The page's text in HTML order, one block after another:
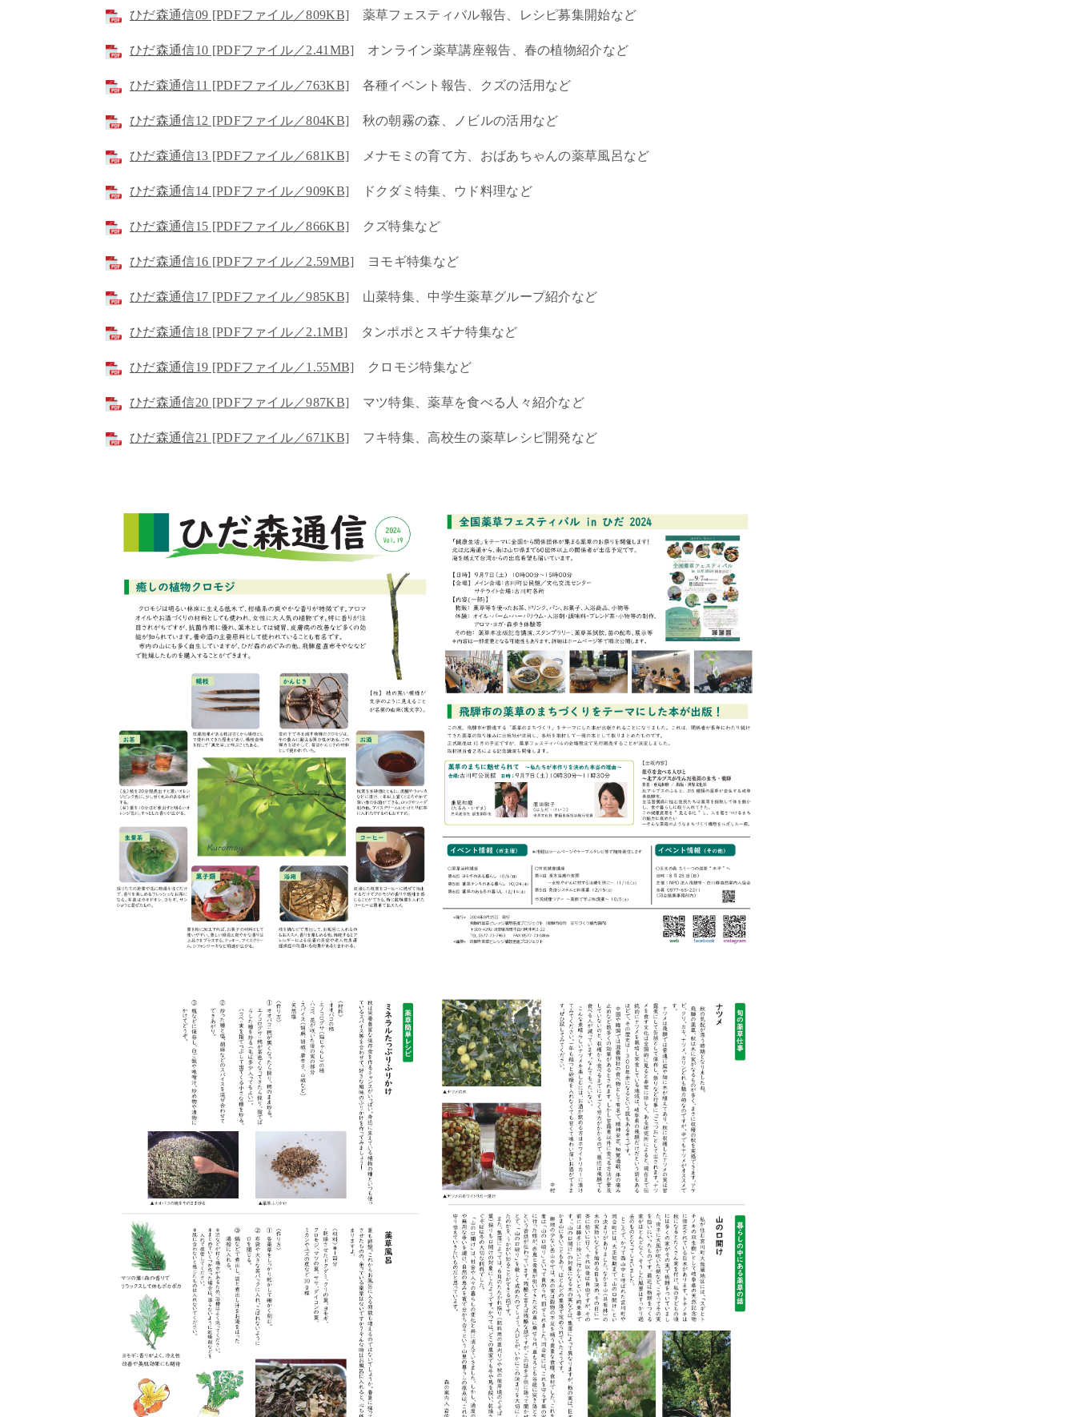
ひだ森通信09 [PDFファイル／809KB] 薬草フェスティバル報告、レシピ募集開始など
ひだ森通信10 [PDFファイル／2.41MB] オンライン薬草講座報告、春の植物紹介など
ひだ森通信11 [PDFファイル／763KB] 各種イベント報告、クズの活用など
ひだ森通信12 [PDFファイル／804KB] 秋の朝霧の森、ノビルの活用など
ひだ森通信13 [PDFファイル／681KB] メナモミの育て方、おばあちゃんの薬草風呂など
ひだ森通信14 [PDFファイル／909KB] ドクダミ特集、ウド料理など
ひだ森通信15 [PDFファイル／866KB] クズ特集など
ひだ森通信16 [PDFファイル／2.59MB] ヨモギ特集など
ひだ森通信17 [PDFファイル／985KB] 山菜特集、中学生薬草グループ紹介など
ひだ森通信18 [PDFファイル／2.1MB] タンポポとスギナ特集など
ひだ森通信19 [PDFファイル／1.55MB] クロモジ特集など
ひだ森通信20 [PDFファイル／987KB] マツ特集、薬草を食べる人々紹介など
ひだ森通信21 [PDFファイル／671KB] フキ特集、高校生の薬草レシピ開発など